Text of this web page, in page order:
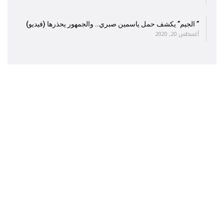
” الجيم” يكشف حمل ياسمين صبري.. والجمهور يحذرها (فيديو)
أغسطس 20, 2020